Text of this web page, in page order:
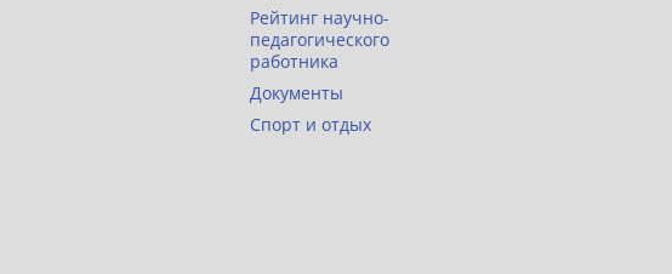
Рейтинг научно-
педагогического
работника
Документы
Спорт и отдых